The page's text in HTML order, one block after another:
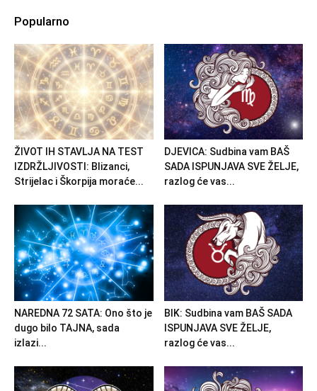
Popularno
ŽIVOT IH STAVLJA NA TEST
IZDRŽLJIVOSTI: Blizanci,
Strijelac i Škorpija moraće...
DJEVICA: Sudbina vam BAŠ
SADA ISPUNJAVA SVE ŽELJE,
razlog će vas...
NAREDNA 72 SATA: Ono što je
dugo bilo TAJNA, sada
izlazi...
BIK: Sudbina vam BAŠ SADA
ISPUNJAVA SVE ŽELJE,
razlog će vas...